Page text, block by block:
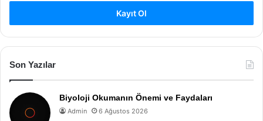
Kayıt Ol
Son Yazılar
Biyoloji Okumanın Önemi ve Faydaları
Admin 6 Ağustos 2026